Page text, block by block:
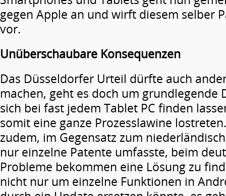
gegen Apple an und wirft diesem selber
vor.
Unüberschaubare Konsequenzen
Das Düsseldorfer Urteil dürfte auch
machen, geht es doch um grundlegende
sich bei fast jedem Tablet PC finden
somit eine ganze Prozesslawine
zudem, im Gegensatz zum
nur einzelne Patente umfasste, beim
Probleme bekommen eine Lösung zu
nicht nur um einzelne Funktionen in